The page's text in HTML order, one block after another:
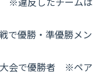
で優勝・準優勝メン
大会で優勝者 ※ペア